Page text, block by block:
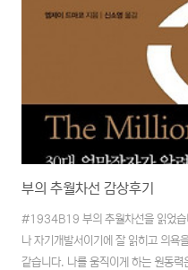
부의 추월차선 감상후기
#1934B19 부의 추월차선을 읽었습
나 자기개발서이기에 잘 읽히고 의욕
같습니다. 나를 움직이게 하는 원동력